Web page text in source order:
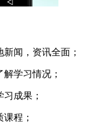
闻，资讯全面；
学习情况；
成果；
程；